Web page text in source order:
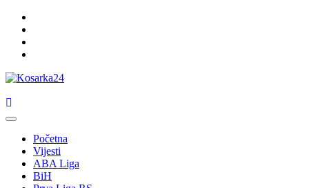
Skip
content
Primary
Početna
Vijesti
ABA Liga
BiH